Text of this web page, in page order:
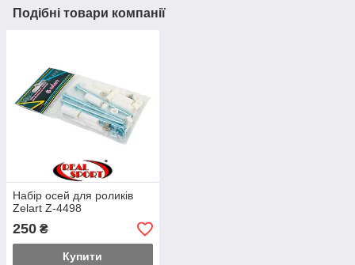
Подібні товари компанії
Набір осей для роликів
Zelart Z-4498
250 ₴
Купити